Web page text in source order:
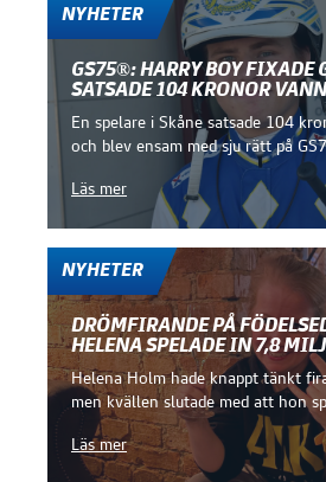
NYHETER
GS75®: HARRY BOY FIXADE
SATSADE 104 KRONOR
En spelare i Skåne satsade 104
och blev ensam med sju rätt på
Läs mer
NYHETER
DRÖMFIRANDE PÅ
HELENA SPELADE IN 7,8
Helena Holm hade knappt tänkt
men kvällen slutade med att hon
Läs mer